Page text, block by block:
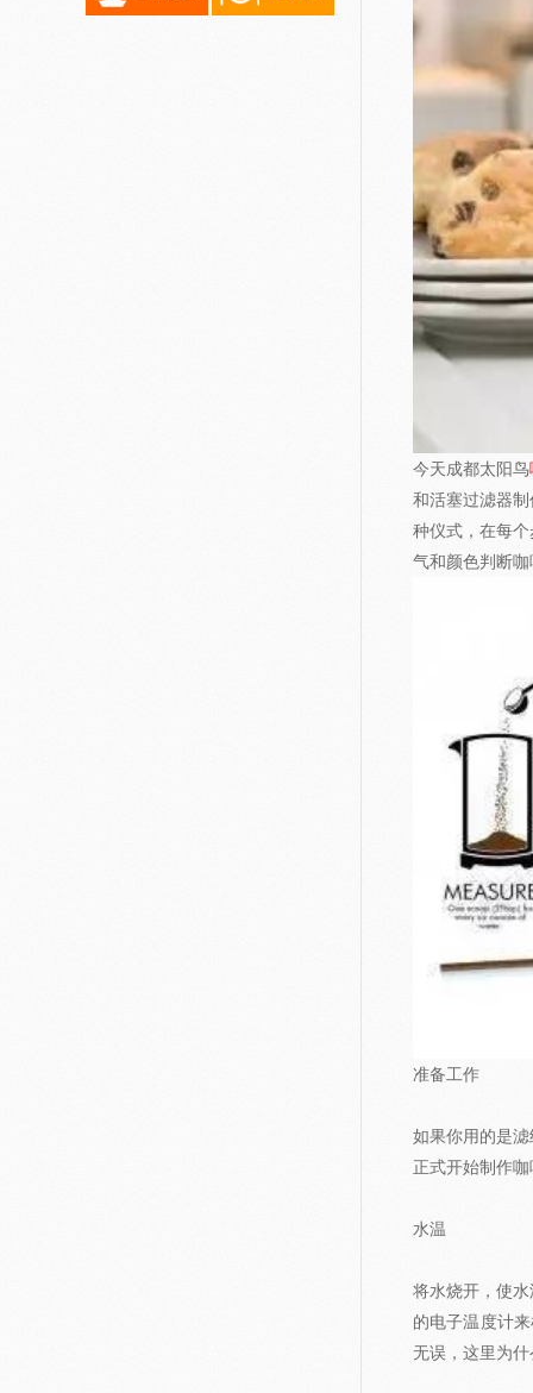
今天成都太阳鸟
和活塞过滤器
种仪式，在每
气和颜色判断
准备工作
如果你用的是
正式开始制作
水温
将水烧开，使
的电子温度计
无误，这里为